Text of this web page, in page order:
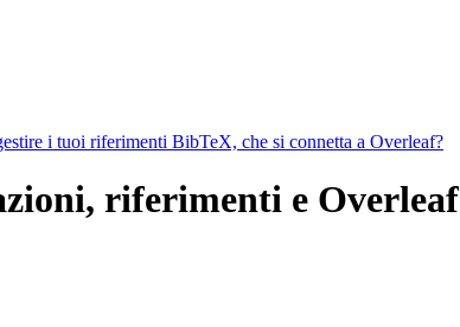
i tuoi riferimenti BibTeX, che si connetta a Overleaf?
riferimenti e Overleaf